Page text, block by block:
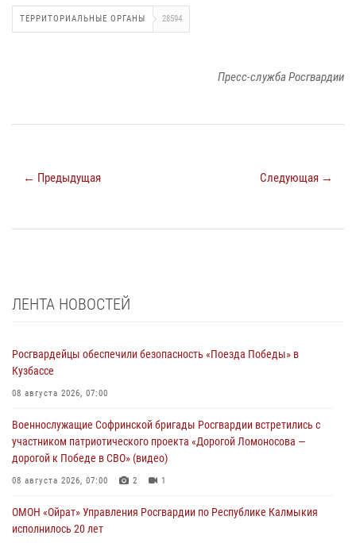
ТЕРРИТОРИАЛЬНЫЕ ОРГАНЫ 28594
Пресс-служба Росгвардии
← Предыдущая Следующая →
ЛЕНТА НОВОСТЕЙ
Росгвардейцы обеспечили безопасность «Поезда Победы» в
Кузбассе
08 августа 2026, 07:00
Военнослужащие Софринской бригады Росгвардии встретились с
участником патриотического проекта «Дорогой Ломоносова —
дорогой к Победе в СВО» (видео)
08 августа 2026, 07:00 2 1
ОМОН «Ойрат» Управления Росгвардии по Республике Калмыкия
исполнилось 20 лет